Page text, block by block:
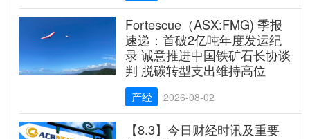
Fortescue（ASX:FMG) 季报
速递：首破2亿吨年度发运纪
录 诚意推进中国铁矿石长协谈
判 脱碳转型支出维持高位
产经 2026-08-02
【8.3】今日财经时讯及重要